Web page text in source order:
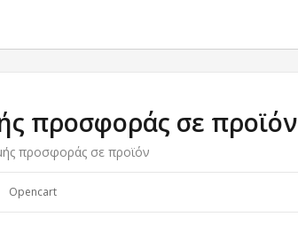
προσφοράς σε προϊόν
προσφοράς σε προϊόν
Opencart